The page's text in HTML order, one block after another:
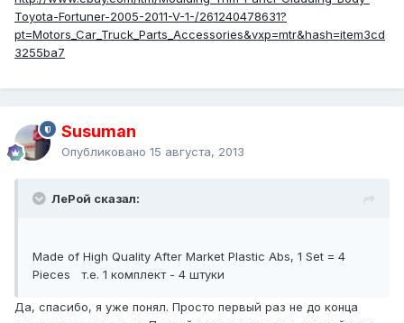
Toyota-Fortuner-2005-2011-V-1-/261240478631?
pt=Motors_Car_Truck_Parts_Accessories&vxp=mtr&hash=item3cd
3255ba7
Susuman
Опубликовано 15 августа, 2013
ЛеРой сказал:
Made of High Quality After Market Plastic Abs, 1 Set = 4
Pieces т.е. 1 комплект - 4 штуки
Да, спасибо, я уже понял. Просто первый раз не до конца